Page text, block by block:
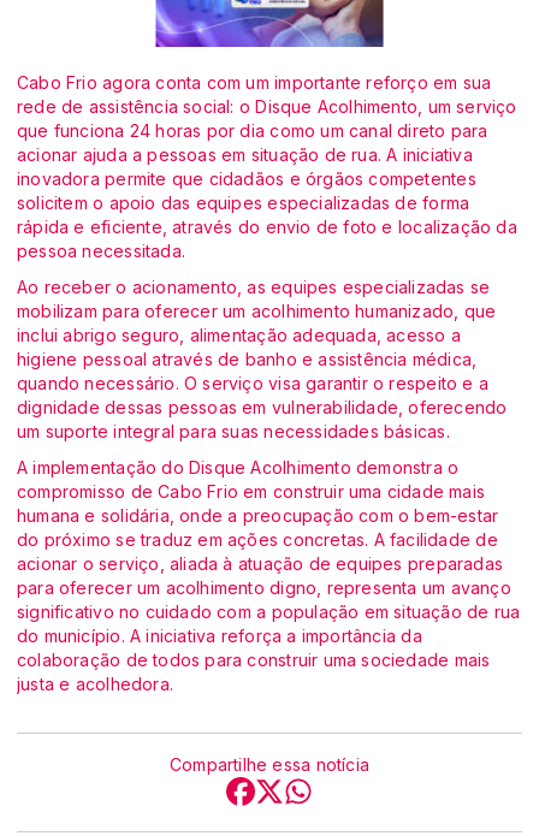
Cabo Frio agora conta com um importante reforço em sua
rede de assistência social: o Disque Acolhimento, um serviço
que funciona 24 horas por dia como um canal direto para
acionar ajuda a pessoas em situação de rua. A iniciativa
inovadora permite que cidadãos e órgãos competentes
solicitem o apoio das equipes especializadas de forma
rápida e eficiente, através do envio de foto e localização da
pessoa necessitada.
Ao receber o acionamento, as equipes especializadas se
mobilizam para oferecer um acolhimento humanizado, que
inclui abrigo seguro, alimentação adequada, acesso a
higiene pessoal através de banho e assistência médica,
quando necessário. O serviço visa garantir o respeito e a
dignidade dessas pessoas em vulnerabilidade, oferecendo
um suporte integral para suas necessidades básicas.
A implementação do Disque Acolhimento demonstra o
compromisso de Cabo Frio em construir uma cidade mais
humana e solidária, onde a preocupação com o bem-estar
do próximo se traduz em ações concretas. A facilidade de
acionar o serviço, aliada à atuação de equipes preparadas
para oferecer um acolhimento digno, representa um avanço
significativo no cuidado com a população em situação de rua
do município. A iniciativa reforça a importância da
colaboração de todos para construir uma sociedade mais
justa e acolhedora.
Compartilhe essa notícia